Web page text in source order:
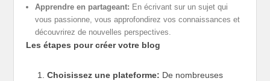
Apprendre en partageant: En écrivant sur un sujet qui
vous passionne, vous approfondirez vos connaissances et
découvrirez de nouvelles perspectives.
Les étapes pour créer votre blog
Choisissez une plateforme: De nombreuses